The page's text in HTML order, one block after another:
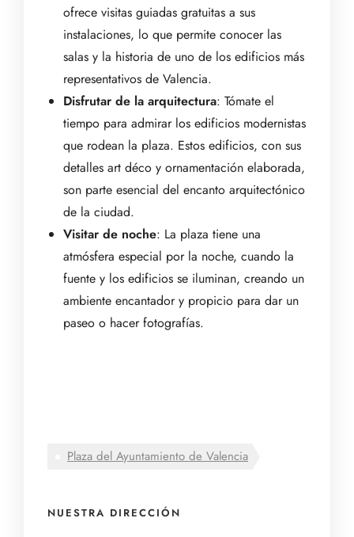
ofrece visitas guiadas gratuitas a sus
instalaciones, lo que permite conocer las
salas y la historia de uno de los edificios más
representativos de Valencia.
Disfrutar de la arquitectura: Tómate el
tiempo para admirar los edificios modernistas
que rodean la plaza. Estos edificios, con sus
detalles art déco y ornamentación elaborada,
son parte esencial del encanto arquitectónico
de la ciudad.
Visitar de noche: La plaza tiene una
atmósfera especial por la noche, cuando la
fuente y los edificios se iluminan, creando un
ambiente encantador y propicio para dar un
paseo o hacer fotografías.
Plaza del Ayuntamiento de Valencia
NUESTRA DIRECCIÓN